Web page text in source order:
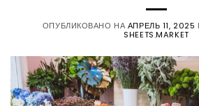
ОПУБЛИКОВАНО НА АПРЕЛЬ 11, 2025
SHEETS.MARKET